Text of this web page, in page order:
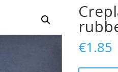
€1.85